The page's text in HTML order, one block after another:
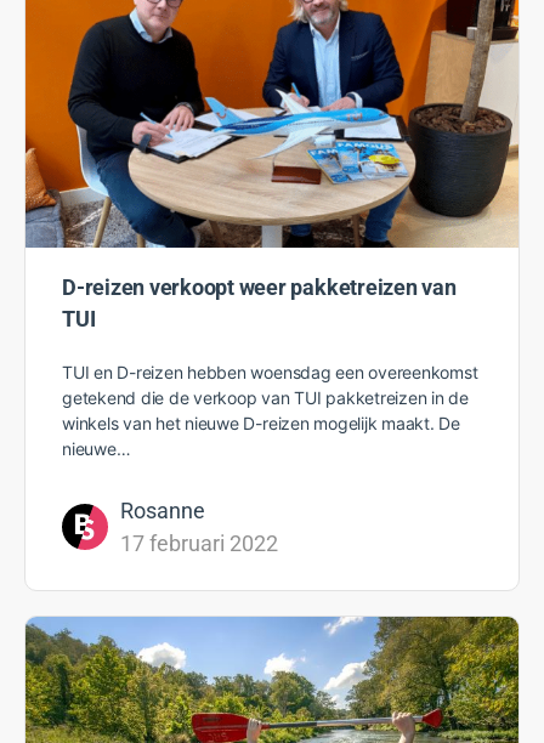
D-reizen verkoopt weer pakketreizen van
TUI
TUI en D-reizen hebben woensdag een overeenkomst
getekend die de verkoop van TUI pakketreizen in de
winkels van het nieuwe D-reizen mogelijk maakt. De
nieuwe…
Rosanne
17 februari 2022